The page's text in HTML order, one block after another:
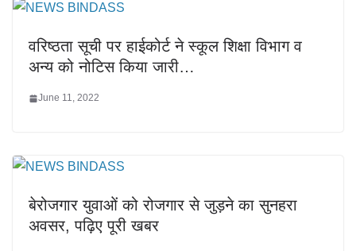
वरिष्ठता सूची पर हाईकोर्ट ने स्कूल शिक्षा विभाग व
अन्य को नोटिस किया जारी…
June 11, 2022
बेरोजगार युवाओं को रोजगार से जुड़ने का सुनहरा
अवसर, पढ़िए पूरी खबर